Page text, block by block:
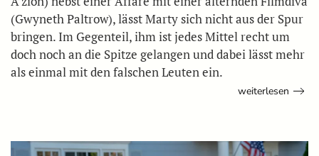
(Gwyneth Paltrow), lässt Marty sich nicht aus der Spur
bringen. Im Gegenteil, ihm ist jedes Mittel recht um
doch noch an die Spitze gelangen und dabei lässt mehr
als einmal mit den falschen Leuten ein.
weiterlesen